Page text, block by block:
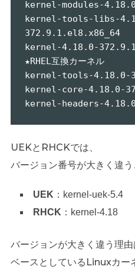
kernel-modules-
kernel-tools-libs-
372.9.1.el8.x86_64
kernel-4.18.0-
★RHEL互換カーネル
kernel-tools-4.18.0-
kernel-core-4.18.0-
kernel-headers-
UEKとRHCKでは、
バージョン番号が大きく違う
UEK ：kernel-uek-5.4
RHCK ：kernel-4.18
バージョンが大きく違う理由
ベースとしているLinuxカー